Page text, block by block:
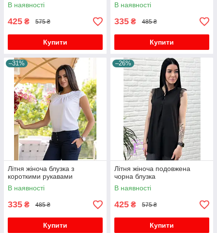
В наявності
425 ₴ 575 ₴
Купити
В наявності
335 ₴ 485 ₴
Купити
–31%
Літня жіноча блузка з
короткими рукавами
В наявності
335 ₴ 485 ₴
Купити
–26%
Літня жіноча подовжена
чорна блузка
В наявності
425 ₴ 575 ₴
Купити